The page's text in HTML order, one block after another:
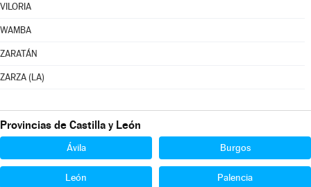
VILORIA
WAMBA
ZARATÁN
ZARZA (LA)
Provincias de Castilla y León
Ávila Burgos
León Palencia